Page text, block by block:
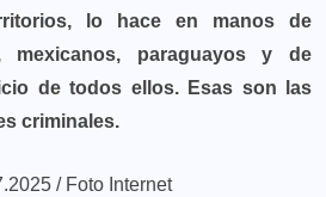
lo hace en manos de
mexicanos, paraguayos y de
de todos ellos. Esas son las
criminales.
/ Foto Internet